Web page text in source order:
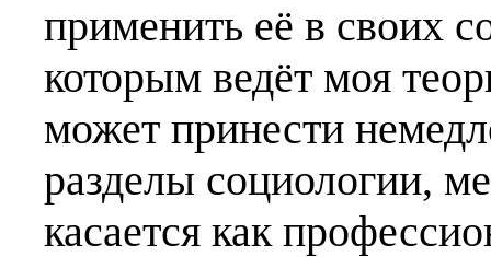
применить её в своих
которым ведёт моя
может принести
разделы социологии,
касается как